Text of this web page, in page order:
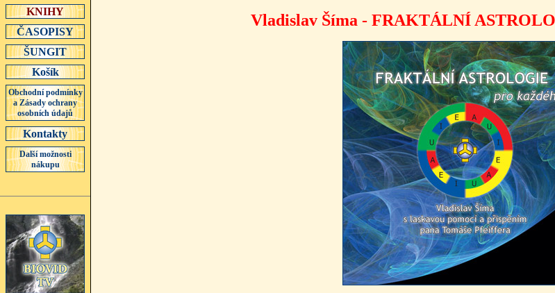
KNIHY
ČASOPISY
ŠUNGIT
Košík
Obchodní podmínky
a Zásady ochrany
osobních údajů
Kontakty
Další možnosti
nákupu
Vladislav Šíma - FRAKTÁLNÍ